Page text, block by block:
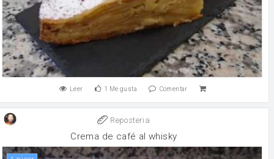
Leer 1 Me gusta Comentar
Reposteria
Crema de café al whisky